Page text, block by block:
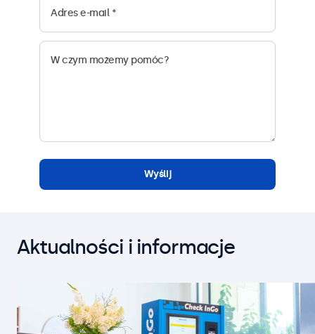
Wyślij
Aktualności i informacje